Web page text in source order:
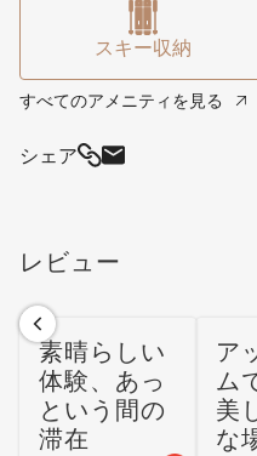
で、その広さと設備から
ラフの賑やかなナイトラ
スキー収納
すべてのアメニティを見る
シェア
レビュー
素晴らしい
体験、あっ
という間の
滞在
ア
ム
美
な